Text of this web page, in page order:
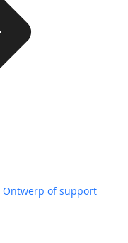
Ontwerp of support